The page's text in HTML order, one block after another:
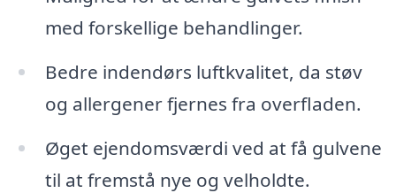
med forskellige behandlinger.
Bedre indendørs luftkvalitet, da støv
og allergener fjernes fra overfladen.
Øget ejendomsværdi ved at få gulvene
til at fremstå nye og velholdte.